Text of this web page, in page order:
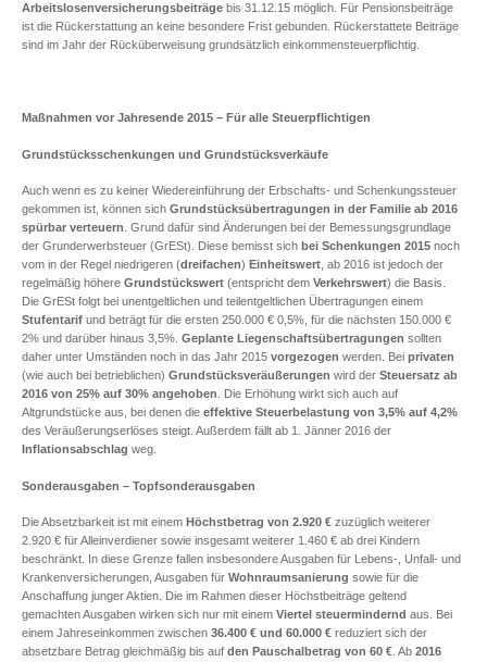
Arbeitslosenversicherungsbeiträge bis 31.12.15 möglich. Für Pensionsbeiträge
ist die Rückerstattung an keine besondere Frist gebunden. Rückerstattete Beiträge
sind im Jahr der Rücküberweisung grundsätzlich einkommensteuerpflichtig.
Maßnahmen vor Jahresende 2015 – Für alle Steuerpflichtigen
Grundstücksschenkungen und Grundstücksverkäufe
Auch wenn es zu keiner Wiedereinführung der Erbschafts- und Schenkungssteuer
gekommen ist, können sich Grundstücksübertragungen in der Familie ab 2016
spürbar verteuern . Grund dafür sind Änderungen bei der Bemessungsgrundlage
der Grunderwerbsteuer (GrESt). Diese bemisst sich bei Schenkungen 2015 noch
vom in der Regel niedrigeren (dreifachen) Einheitswert , ab 2016 ist jedoch der
regelmäßig höhere Grundstückswert (entspricht dem Verkehrswert) die Basis.
Die GrESt folgt bei unentgeltlichen und teilentgeltlichen Übertragungen einem
Stufentarif und beträgt für die ersten 250.000 € 0,5%, für die nächsten 150.000 €
2% und darüber hinaus 3,5%. Geplante Liegenschaftsübertragungen sollten
daher unter Umständen noch in das Jahr 2015 vorgezogen werden. Bei privaten
(wie auch bei betrieblichen) Grundstücksveräußerungen wird der Steuersatz ab
2016 von 25% auf 30% angehoben . Die Erhöhung wirkt sich auch auf
Altgrundstücke aus, bei denen die effektive Steuerbelastung von 3,5% auf 4,2%
des Veräußerungserlöses steigt. Außerdem fällt ab 1. Jänner 2016 der
Inflationsabschlag weg.
Sonderausgaben – Topfsonderausgaben
Die Absetzbarkeit ist mit einem Höchstbetrag von 2.920 € zuzüglich weiterer
2.920 € für Alleinverdiener sowie insgesamt weiterer 1.460 € ab drei Kindern
beschränkt. In diese Grenze fallen insbesondere Ausgaben für Lebens-, Unfall- und
Krankenversicherungen, Ausgaben für Wohnraumsanierung sowie für die
Anschaffung junger Aktien. Die im Rahmen dieser Höchstbeiträge geltend
gemachten Ausgaben wirken sich nur mit einem Viertel steuermindernd aus. Bei
einem Jahreseinkommen zwischen 36.400 € und 60.000 € reduziert sich der
absetzbare Betrag gleichmäßig bis auf den Pauschalbetrag von 60 € . Ab 2016